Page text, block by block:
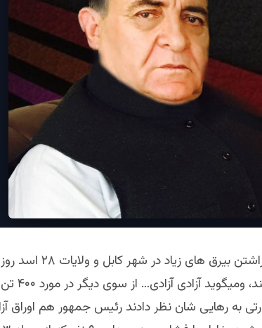
دولت افغانستان با بر افراشتن بیرق
افغانستان را
به رهایی شان نظر دادند رئیس جمهور هم اوراق